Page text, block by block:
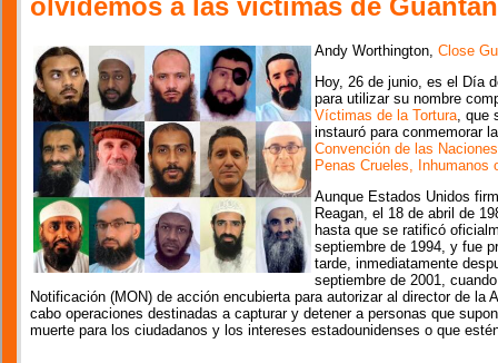
olvidemos a las víctimas de
Andy Worthington, Close
Hoy, 26 de junio, es el Día
para utilizar su nombre
Víctimas de la Tortura, que
instauró para conmemorar
Convención de las
Penas Crueles, Inhumanos
Aunque Estados Unidos
Reagan, el 18 de abril de
hasta que se ratificó
septiembre de 1994, y fue
tarde, inmediatamente
septiembre de 2001,
Notificación (MON) de acción encubierta para autorizar al director de la
cabo operaciones destinadas a capturar y detener a personas que
muerte para los ciudadanos y los intereses estadounidenses o que